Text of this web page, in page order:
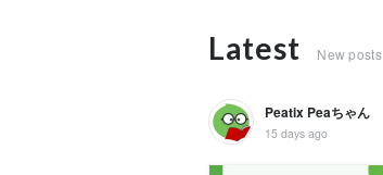
Latest New posts
Peatix Peaちゃん
15 days ago